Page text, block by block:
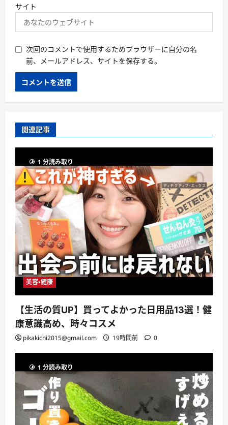
サイト
次回のコメントで使用するためブラウザーに自分の名
前、メールアドレス、サイトを保存する。
関連記事
1 分読み取り
美容・健康
【生活の質UP】買ってよかった日用品13選！健
康意識高め、時々コスメ
pikakichi2015@gmail.com 19時間前 0
1 分読み取り